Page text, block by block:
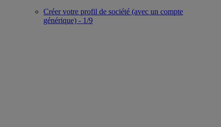
Créer votre profil de société (avec un compte
générique) - 1/9